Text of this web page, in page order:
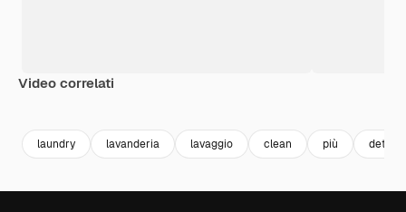
Video correlati
laundry lavanderia lavaggio clean più